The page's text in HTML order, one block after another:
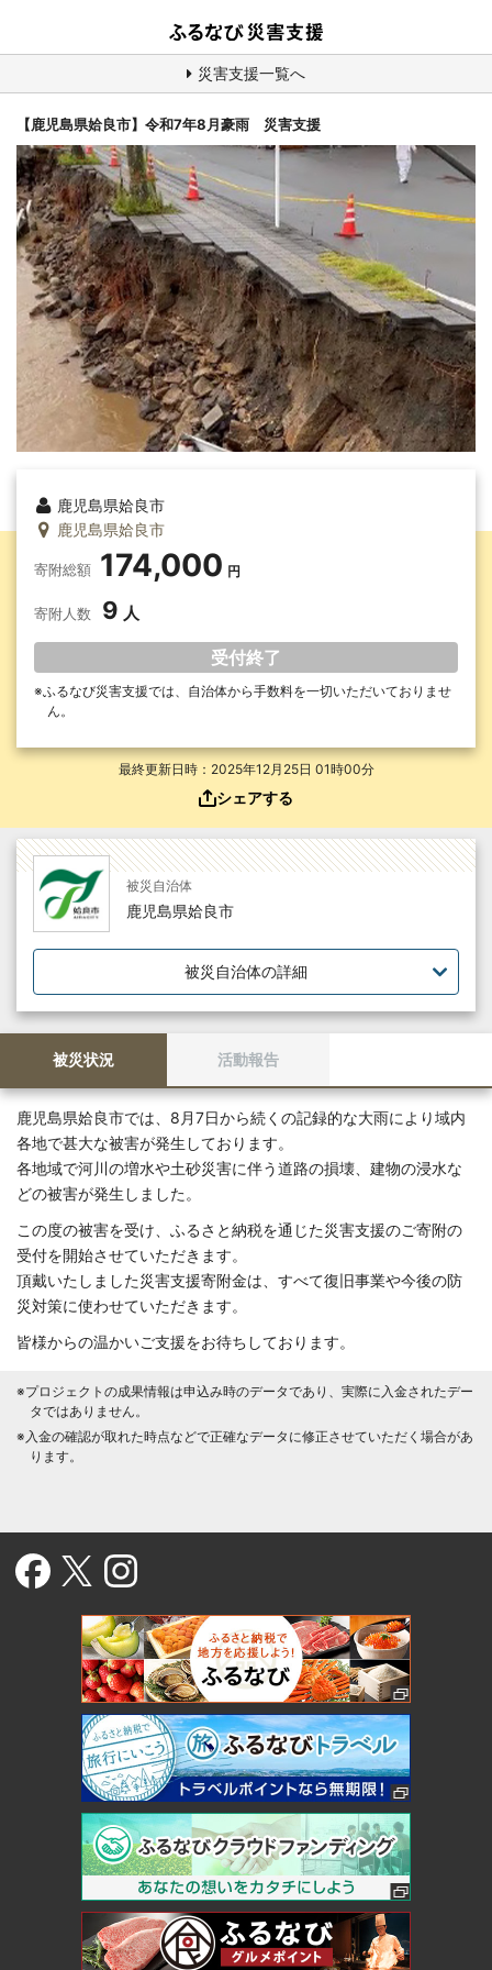
災害支援一覧へ
【鹿児島県姶良市】令和7年8月豪雨 災害支援
鹿児島県姶良市
鹿児島県姶良市
寄附総額 174,000
寄附人数 9
受付終了
ふるなび災害支援では、自治体から手数料を一切いただいておりませ
ん。
最終更新日時：2025年12月25日 01時00分
シェアする
被災状況 活動報告
被災自治体
鹿児島県姶良市
被災自治体の詳細
鹿児島県姶良市では、8月7日から続くの記録的な大雨により域内
各地で甚大な被害が発生しております。
各地域で河川の増水や土砂災害に伴う道路の損壊、建物の浸水な
どの被害が発生しました。
この度の被害を受け、ふるさと納税を通じた災害支援のご寄附の
受付を開始させていただきます。
頂戴いたしました災害支援寄附金は、すべて復旧事業や今後の防
災対策に使わせていただきます。
皆様からの温かいご支援をお待ちしております。
※プロジェクトの成果情報は申込み時のデータであり、実際に入金されたデー
タではありません。
※入金の確認が取れた時点などで正確なデータに修正させていただく場合があ
ります。